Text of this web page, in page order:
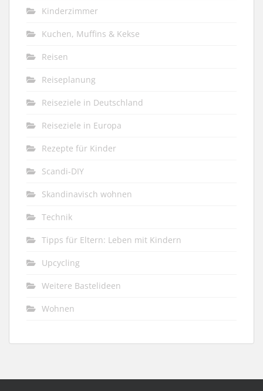
Kinderzimmer
Kuchen, Muffins & Kekse
Reisen
Reiseplanung
Reiseziele in Deutschland
Reiseziele in Europa
Rezepte für Kinder
Scandi-DIY
Skandinavisch wohnen
Technik
Tipps für Eltern: Leben mit Kindern
Upcycling
Weitere Bastelideen
Wohnen